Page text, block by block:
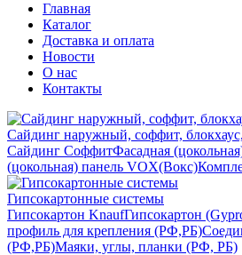
Главная
Каталог
Доставка и оплата
Новости
О нас
Контакты
Сайдинг наружный, соффит,
Сайдинг СоффитФасадная
(цокольная) панель VOX(Вокс)
Гипсокартонные системы
Гипсокартон KnaufГипсокартон
профиль для крепления (РФ,РБ)
(РФ,РБ)Маяки, углы, планки (РФ, РБ)